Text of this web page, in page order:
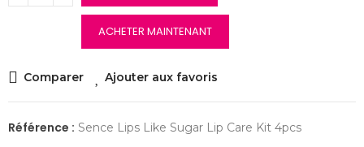
ACHETER MAINTENANT
Comparer Ajouter aux favoris
Référence : Sence Lips Like Sugar Lip Care Kit 4pcs